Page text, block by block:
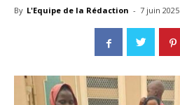
By L'Equipe de la Rédaction - 7 juin 2025